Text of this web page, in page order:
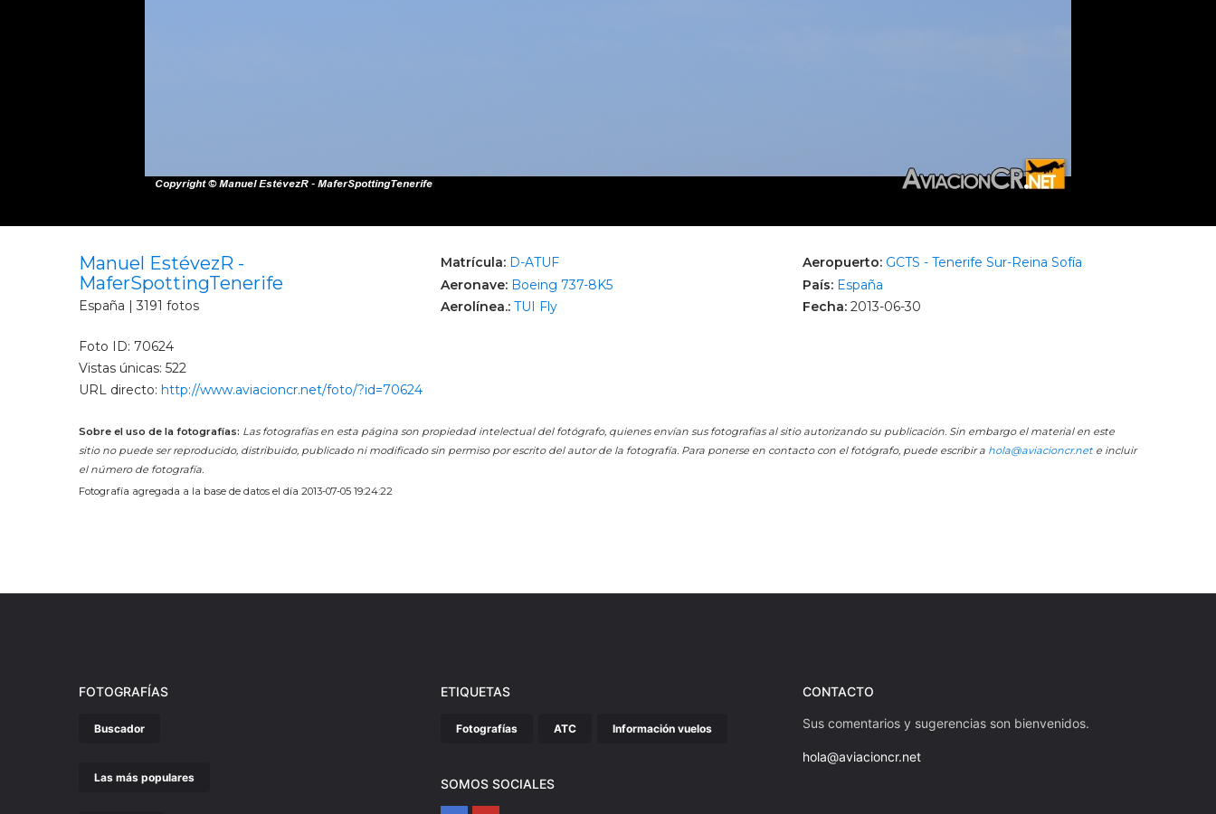
Manuel EstévezR -
MaferSpottingTenerife
España | 3191 fotos
Matrícula: D-ATUF
Aeronave: Boeing 737-8K5
Aerolínea.: TUI Fly
Aeropuerto: GCTS - Tenerife Sur-Reina Sofía
País: España
Fecha: 2013-06-30
Foto ID: 70624
Vistas únicas: 522
URL directo: http://www.aviacioncr.net/foto/?id=70624
Sobre el uso de la fotografías: Las fotografías en esta página son propiedad intelectual del fotógrafo, quienes envían sus fotografías al sitio autorizando su publicación. Sin embargo el material en este
sitio no puede ser reproducido, distribuido, publicado ni modificado sin permiso por escrito del autor de la fotografía. Para ponerse en contacto con el fotógrafo, puede escribir a hola@aviacioncr.nete incluir
el número de fotografía.
Fotografía agregada a la base de datos el día 2013-07-05 19:24:22
FOTOGRAFÍAS
Buscador
Las más populares
ETIQUETAS
Fotografías ATC Información vuelos
SOMOS SOCIALES
CONTACTO
Sus comentarios y sugerencias son bienvenidos.
hola@aviacioncr.net